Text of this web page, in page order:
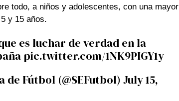
todo, a niños y adolescentes, con una mayor
y 15 años.
es luchar de verdad en la
pic.twitter.com/1NK9PIGY1y
de Fútbol (@SEFutbol) July 15,